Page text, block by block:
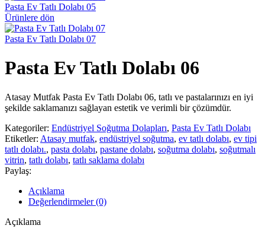
Pasta Ev Tatlı Dolabı 05
Ürünlere dön
Pasta Ev Tatlı Dolabı 07
Pasta Ev Tatlı Dolabı 06
Atasay Mutfak Pasta Ev Tatlı Dolabı 06, tatlı ve pastalarınızı en iyi
şekilde saklamanızı sağlayan estetik ve verimli bir çözümdür.
Kategoriler: Endüstriyel Soğutma Dolapları, Pasta Ev Tatlı Dolabı
Etiketler: Atasay mutfak, endüstriyel soğutma, ev tatlı dolabı, ev tipi
tatlı dolabı., pasta dolabı, pastane dolabı, soğutma dolabı, soğutmalı
vitrin, tatlı dolabı, tatlı saklama dolabı
Paylaş:
Açıklama
Değerlendirmeler (0)
Açıklama